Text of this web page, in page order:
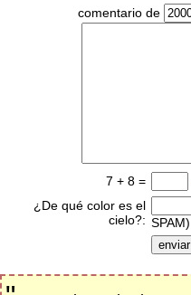
comentario de
7 + 8 =
¿De qué color es el
cielo?: SPAM)